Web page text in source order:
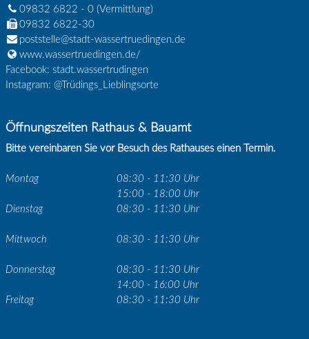
09832 6822 - 0(Vermittlung)
09832 6822-30
poststelle@stadt-wassertruedingen.de
www.wassertruedingen.de/
Facebook: stadt.wassertrudingen
Instagram: @Trüdings_Lieblingsorte
Öffnungszeiten Rathaus & Bauamt
Bitte vereinbaren Sie vor Besuch des Rathauses einen Termin.
Montag
08:30 - 11:30 Uhr
15:00 - 18:00 Uhr
Dienstag
08:30 - 11:30 Uhr
Mittwoch 08:30 - 11:30 Uhr
Donnerstag
08:30 - 11:30 Uhr
14:00 - 16:00 Uhr
Freitag
08:30 - 11:30 Uhr